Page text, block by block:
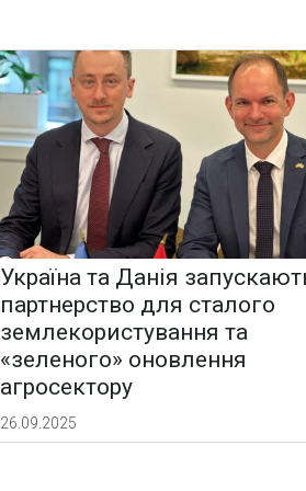
Україна та Данія
партнерство для сталого
землекористування та
«зеленого» оновлення
агросектору
26.09.2025